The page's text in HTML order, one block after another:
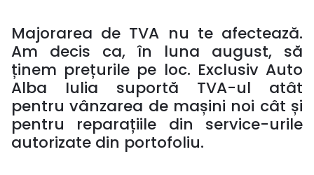
Majorarea de TVA nu te afectează.
Am decis ca, în luna august, să
ținem prețurile pe loc. Exclusiv Auto
Alba Iulia suportă TVA-ul atât
pentru vânzarea de mașini noi cât și
pentru reparațiile din service-urile
autorizate din portofoliu.